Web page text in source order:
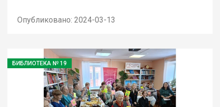
Опубликовано: 2024-03-13
БИБЛИОТЕКА № 19